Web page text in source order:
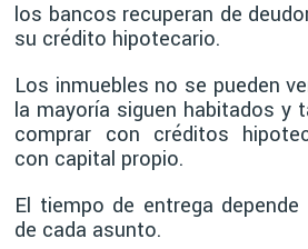
los bancos recuperan de
su crédito hipotecario.
Los inmuebles no se pueden
la mayoría siguen habitados y
comprar con créditos
con capital propio.
El tiempo de entrega
de cada asunto.